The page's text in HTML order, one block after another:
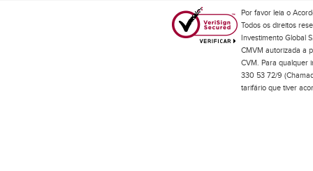
Por favor leia o
Todos os direitos
Investimento Global
CMVM autorizada a
CVM. Para qualquer
330 53 72/9
tarifário que tiver